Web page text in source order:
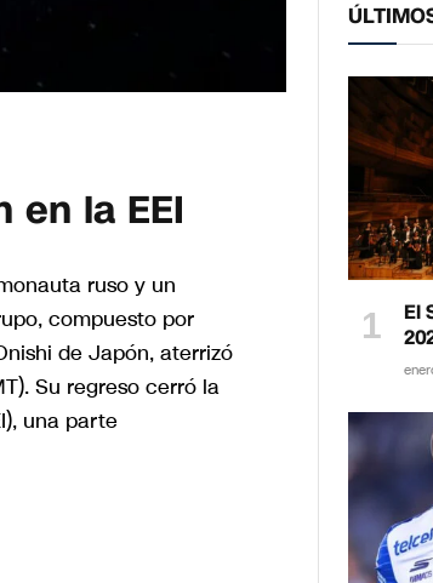
en la EEI
ruso y un
compuesto por
de Japón, aterrizó
Su regreso cerró la
una parte
El